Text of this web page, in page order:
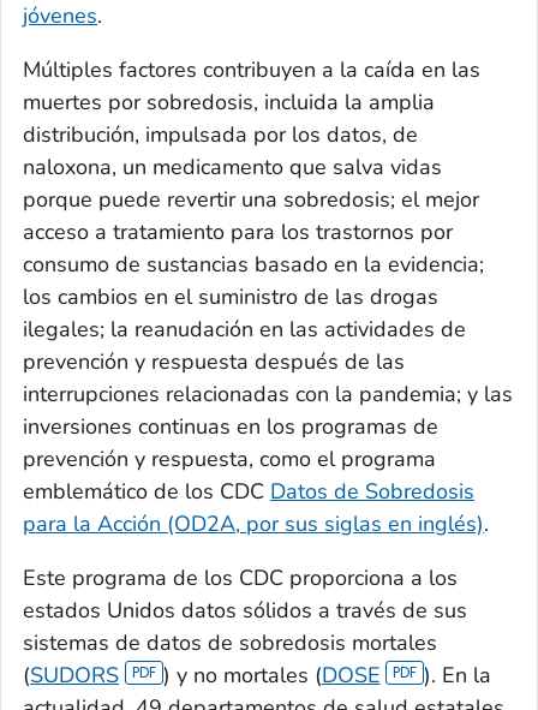
jóvenes.
Múltiples factores contribuyen a la caída en las
muertes por sobredosis, incluida la amplia
distribución, impulsada por los datos, de
naloxona, un medicamento que salva vidas
porque puede revertir una sobredosis; el mejor
acceso a tratamiento para los trastornos por
consumo de sustancias basado en la evidencia;
los cambios en el suministro de las drogas
ilegales; la reanudación en las actividades de
prevención y respuesta después de las
interrupciones relacionadas con la pandemia; y las
inversiones continuas en los programas de
prevención y respuesta, como el programa
emblemático de los CDC Datos de Sobredosis
para la Acción (OD2A, por sus siglas en inglés).
Este programa de los CDC proporciona a los
estados Unidos datos sólidos a través de sus
sistemas de datos de sobredosis mortales
(SUDORS ) y no mortales (DOSE
). En la